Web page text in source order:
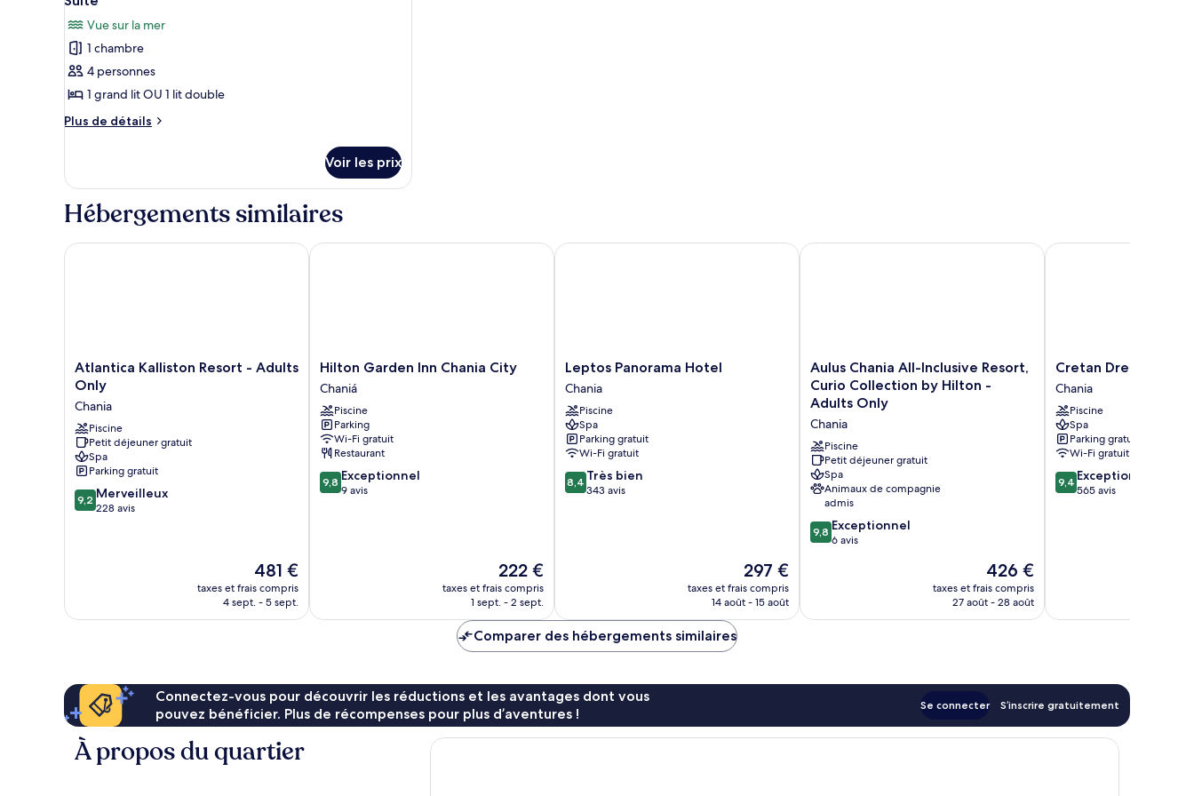
Plunge
Pool)
Suite,
Bedroom
(Sublime
Loft,
View
toutes
les
photos
pour
ce
type
de
Suite
Vue sur la mer
1 chambre
4 personnes
1 grand lit OU 1 lit double
Plus de détails
Plus
le
type
de
Suite
Voir les prix
Hébergements similaires
Atlantica
Kalliston
Resort
-
Adults
Only
Chania
Atlantica Kalliston Resort - Adults
Only
Chania
Piscine
Petit déjeuner gratuit
Spa
Parking gratuit
9.2
sur
9,2 Merveilleux
228 avis
Le
nouveau
prix
481 €
taxes et frais compris
4 sept. - 5 sept.
Atlantica Kalliston Resort - Adults Only
Hilton
Garden
Inn
Chania
City
Chaniá
Hilton Garden Inn Chania City
Chaniá
Piscine
Parking
Wi-Fi gratuit
Restaurant
9.8
sur
9,8 Exceptionnel
9 avis
Le
nouveau
prix
de
222 €
222 €
taxes et frais compris
1 sept. - 2 sept.
Hilton Garden Inn Chania City
Leptos
Panorama
Hotel
Chania
Leptos Panorama Hotel
Chania
Piscine
Spa
Parking gratuit
Wi-Fi gratuit
8.4
sur
8,4 Très bien
343 avis
Le
nouveau
prix
297 €
taxes et frais compris
14 août - 15 août
Leptos Panorama Hotel
Aulus
Chania
All-
Inclusive
Resort,
Curio
Collection
by
Hilton
Adults
Only
Aulus Chania All-Inclusive Resort,
Curio Collection by Hilton -
Adults Only
Chania
Piscine
Petit déjeuner gratuit
Spa
Animaux de compagnie
admis
9.8
sur
9,8 Exceptionnel
6 avis
Le
nouveau
prix
426 €
taxes et frais compris
27 août - 28 août
Aulus Chania All-Inclusive Resort, Curio Collection by Hilton
Cretan
Dream
Resort
and
Spa
Chania
Cretan Dream
Chania
Piscine
Spa
Parking gratuit
Wi-Fi gratuit
9.4
sur
9,4 Exceptionnel
565 avis
Cretan Dream Resort
Comparer des hébergements similaires
Connectez-vous pour découvrir les réductions et les avantages dont vous
pouvez bénéficier. Plus de récompenses pour plus d’aventures !
Se connecter S’inscrire gratuitement
À propos du quartier